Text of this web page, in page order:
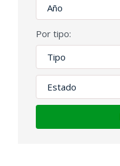
Por tipo: